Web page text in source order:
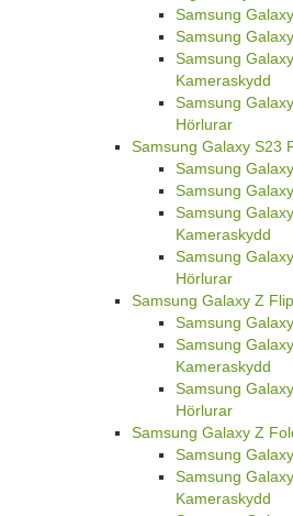
Samsung
Samsung
Samsung
Kameraskydd
Samsung
Hörlurar
Samsung Galaxy S23
Samsung
Samsung
Samsung
Kameraskydd
Samsung
Hörlurar
Samsung Galaxy Z
Samsung
Samsung
Kameraskydd
Samsung
Hörlurar
Samsung Galaxy Z
Samsung
Samsung
Kameraskydd